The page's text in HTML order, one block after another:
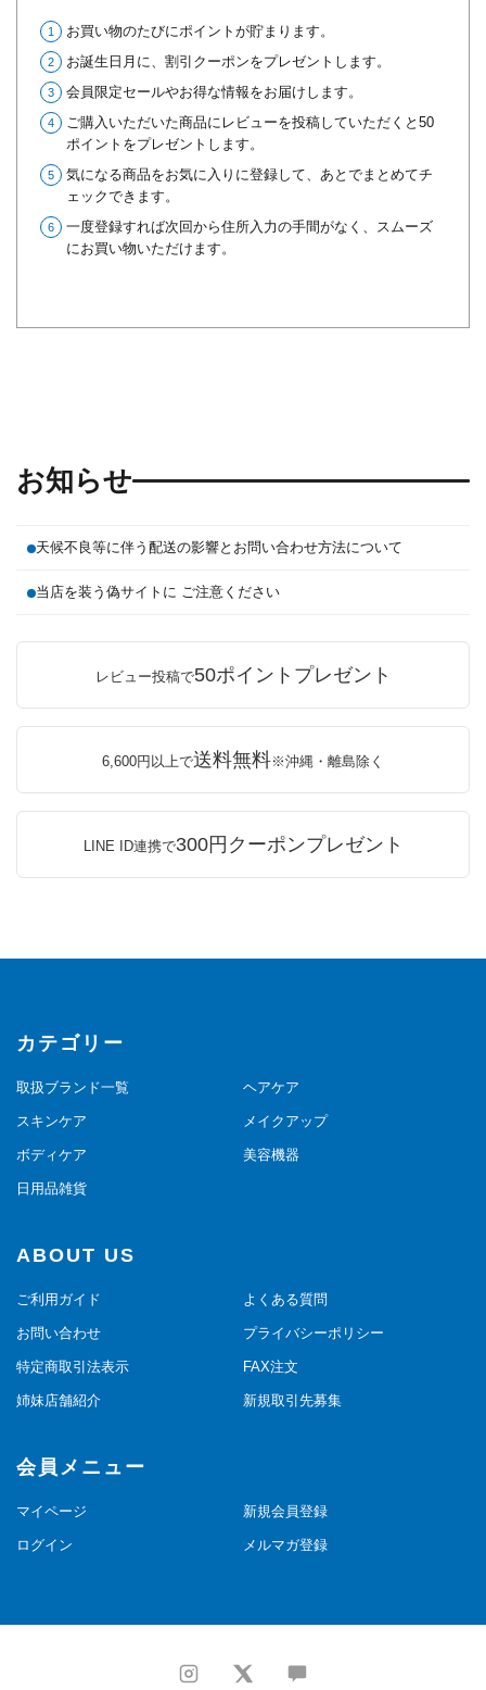
お買い物のたびにポイントが貯まります。
お誕生日月に、割引クーポンをプレゼントします。
会員限定セールやお得な情報をお届けします。
ご購入いただいた商品にレビューを投稿していただくと50
ポイントをプレゼントします。
気になる商品をお気に入りに登録して、あとでまとめてチ
ェックできます。
一度登録すれば次回から住所入力の手間がなく、スムーズ
にお買い物いただけます。
お知らせ
天候不良等に伴う配送の影響とお問い合わせ方法について
当店を装う偽サイトに ご注意ください
レビュー投稿で50ポイントプレゼント
6,600円以上で送料無料※沖縄・離島除く
LINE ID連携で300円クーポンプレゼント
カテゴリー
取扱ブランド一覧 ヘアケア
スキンケア メイクアップ
ボディケア 美容機器
日用品雑貨
ABOUT US
ご利用ガイド よくある質問
お問い合わせ プライバシーポリシー
特定商取引法表示 FAX注文
姉妹店舗紹介 新規取引先募集
会員メニュー
マイページ 新規会員登録
ログイン メルマガ登録